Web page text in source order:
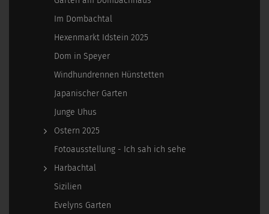
Im Dombachtal
Hexenmarkt Idstein 2025
Dom in Speyer
Windhundrennen Hünstetten
Japanischer Garten
Junge Uhus
Ostern 2025
Fotoausstellung - Ich sah ich sehe
Harbachtal
Sizilien
Evelyns Garten